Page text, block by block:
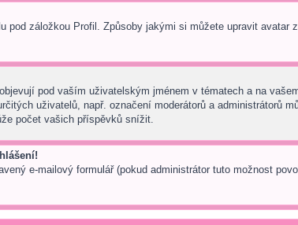
pod záložkou Profil. Způsoby jakými si můžete upravit
pod vaším uživatelským jménem v tématech a na
uživatelů, např. označení moderátorů a administrátorů
počet vašich příspěvků snížit.
e-mailový formulář (pokud administrátor tuto možnost